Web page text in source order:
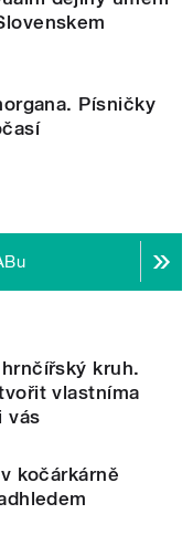
Písničky
kruh.
vlastníma
vás
kočárkárně